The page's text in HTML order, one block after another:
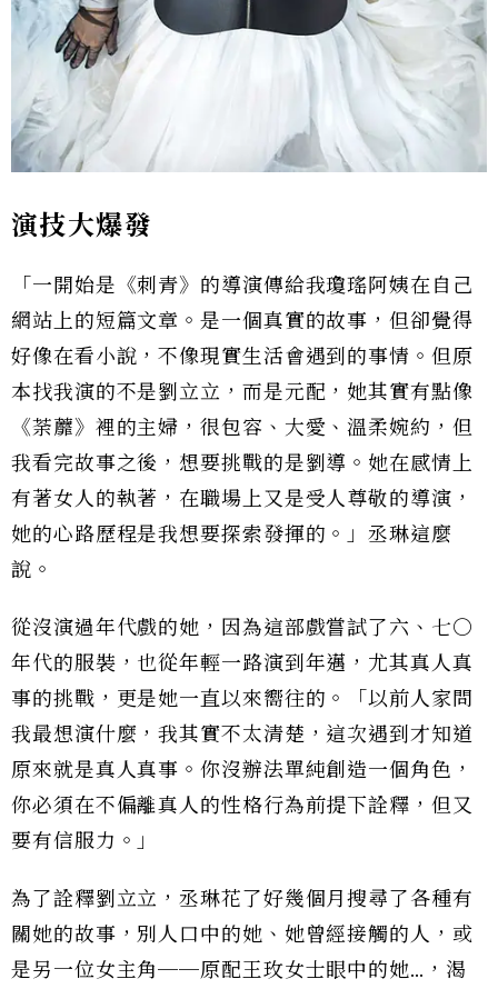
演技大爆發
「一開始是《刺青》的導演傳給我瓊瑤阿姨在自己
網站上的短篇文章。是一個真實的故事，但卻覺得
好像在看小說，不像現實生活會遇到的事情。但原
本找我演的不是劉立立，而是元配，她其實有點像
《荼蘼》裡的主婦，很包容、大愛、溫柔婉約，但
我看完故事之後，想要挑戰的是劉導。她在感情上
有著女人的執著，在職場上又是受人尊敬的導演，
她的心路歷程是我想要探索發揮的。」丞琳這麼
說。
從沒演過年代戲的她，因為這部戲嘗試了六、七○
年代的服裝，也從年輕一路演到年邁，尤其真人真
事的挑戰，更是她一直以來嚮往的。「以前人家問
我最想演什麼，我其實不太清楚，這次遇到才知道
原來就是真人真事。你沒辦法單純創造一個角色，
你必須在不偏離真人的性格行為前提下詮釋，但又
要有信服力。」
為了詮釋劉立立，丞琳花了好幾個月搜尋了各種有
關她的故事，別人口中的她、她曾經接觸的人，或
是另一位女主角──原配王玫女士眼中的她…，渴